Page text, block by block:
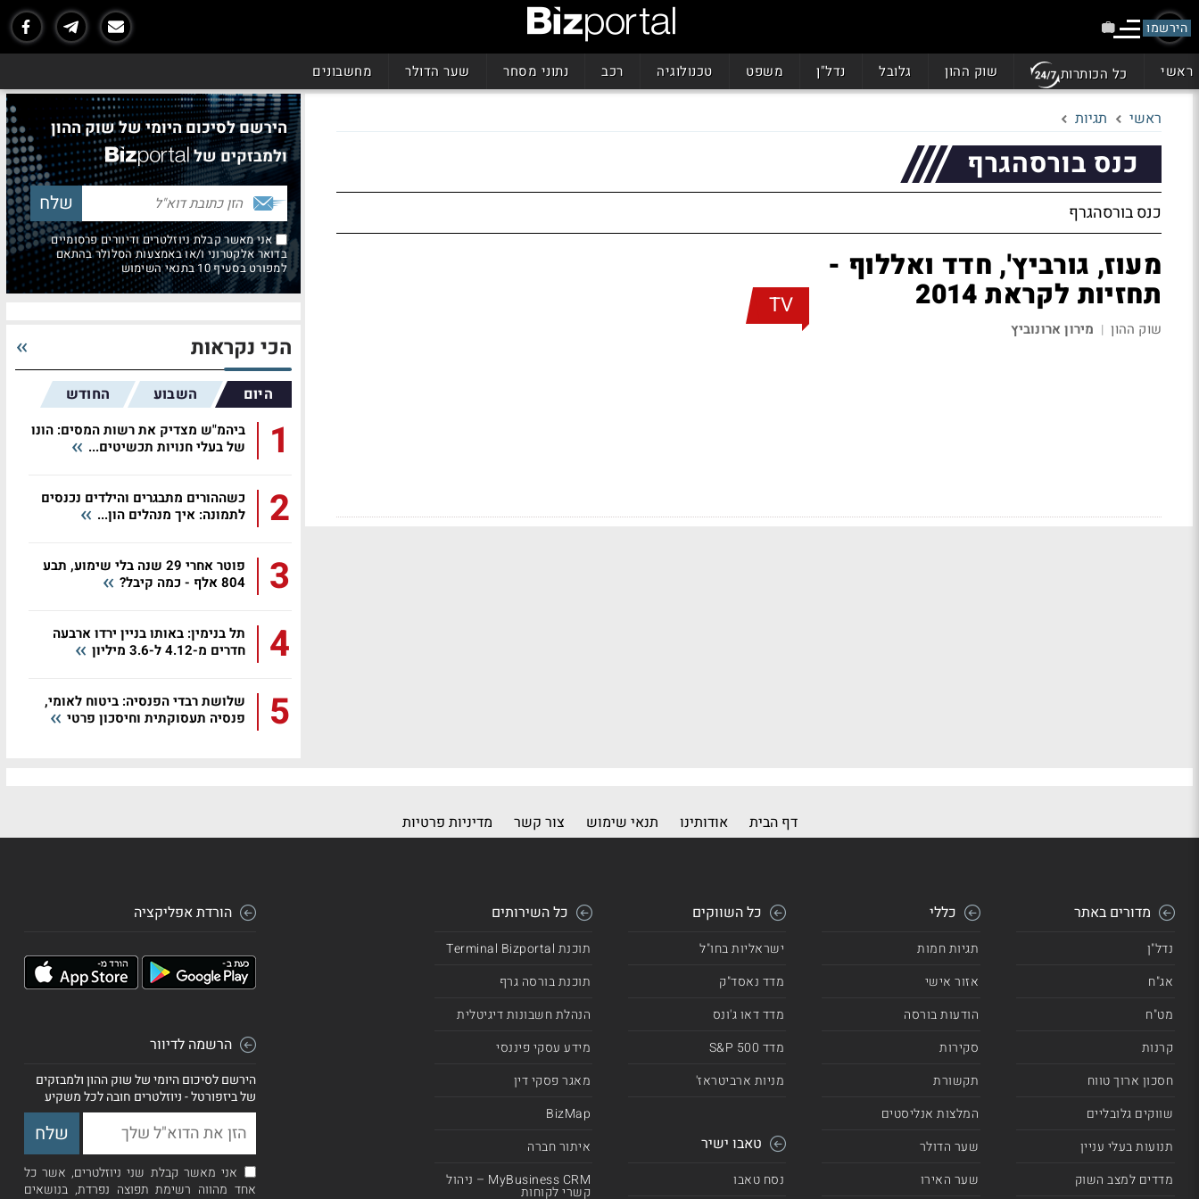
הירשמו
ראשי כל הכותרות שוק ההון גלובל נדל"ן משפט טכנולוגיה רכב נתוני מסחר שער הדולר מחשבונים
ראשי תגיות
כנס בורסהגרף
כנס בורסהגרף
מעוז, גורביץ', חדד ואללוף -
תחזיות לקראת 2014
שוק ההון | מירון ארונוביץ
TV
הירשם לסיכום היומי של שוק ההון
ולמבזקים של
אני מאשר קבלת ניוזלטרים ודיוורים פרסומיים
בדואר אלקטרוני ו/או באמצעות הסלולר בהתאם
למפורט בסעיף 10 בתנאי השימוש
הכי נקראות
היום השבוע החודש
1
ביהמ"ש מצדיק את רשות המסים: הונו
של בעלי חנויות תכשיטים...
2
כשההורים מתבגרים והילדים נכנסים
לתמונה: איך מנהלים הון...
3
פוטר אחרי 29 שנה בלי שימוע, תבע
804 אלף - כמה קיבל?
4
תל בנימין: באותו בניין ירדו ארבעה
חדרים מ-4.12 ל-3.6 מיליון
5
שלושת רבדי הפנסיה: ביטוח לאומי,
פנסיה תעסוקתית וחיסכון פרטי
דף הבית אודותינו תנאי שימוש צור קשר מדיניות פרטיות
מדורים באתר
נדל"ן
אג"ח
מט"ח
קרנות
חסכון ארוך טווח
שווקים גלובליים
תנועות בעלי עניין
מדדים למצב השוק
כללי
תגיות חמות
אזור אישי
הודעות בורסה
סקירות
תקשורת
המלצות אנליסטים
שער הדולר
שער האירו
כל השווקים
ישראליות בחו"ל
מדד נאסד"ק
מדד דאו ג'ונס
מדד 500 S&P
מניות ארביטראז'
טאבו ישיר
נסח טאבו
כל השירותים
תוכנת Terminal Bizportal
תוכנת בורסה גרף
הנהלת חשבונות דיגיטלית
מידע עסקי פיננסי
מאגר פסקי דין
BizMap
איתור חברה
MyBusiness CRM – ניהול
קשרי לקוחות
הורדת אפליקציה
הרשמה לדיוור
הירשם לסיכום היומי של שוק ההון ולמבזקים
של ביזפורטל - ניוזלטרים חובה לכל משקיע
אני מאשר קבלת שני ניוזלטרים, אשר כל
אחד מהווה רשימת תפוצה נפרדת, בנושאים